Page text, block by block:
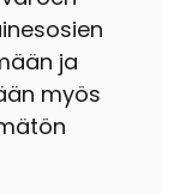
ja
myös